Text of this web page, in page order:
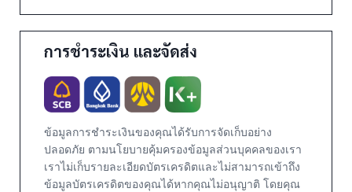
การชำระเงิน และจัดส่ง
ข้อมูลการชำระเงินของคุณได้รับการจัดเก็บอย่าง
ปลอดภัย ตามนโยบายคุ้มครองข้อมูลส่วนบุคคลของเรา
เราไม่เก็บรายละเอียดบัตรเครดิตและไม่สามารถเข้าถึง
ข้อมูลบัตรเครดิตของคุณได้หากคุณไม่อนุญาติ โดยคุณ